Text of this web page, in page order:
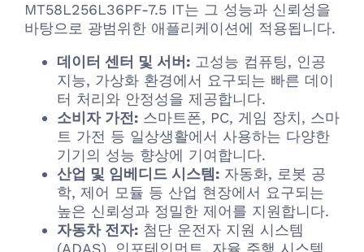
MT58L256L36PF-7.5 IT는 그 성능과 신뢰성을
바탕으로 광범위한 애플리케이션에 적용됩니다.
데이터 센터 및 서버: 고성능 컴퓨팅, 인공
지능, 가상화 환경에서 요구되는 빠른 데이
터 처리와 안정성을 제공합니다.
소비자 가전: 스마트폰, PC, 게임 장치, 스마
트 가전 등 일상생활에서 사용하는 다양한
기기의 성능 향상에 기여합니다.
산업 및 임베디드 시스템: 자동화, 로봇 공
학, 제어 모듈 등 산업 현장에서 요구되는
높은 신뢰성과 정밀한 제어를 지원합니다.
자동차 전자: 첨단 운전자 지원 시스템
(ADAS), 인포테인먼트, 자율 주행 시스템